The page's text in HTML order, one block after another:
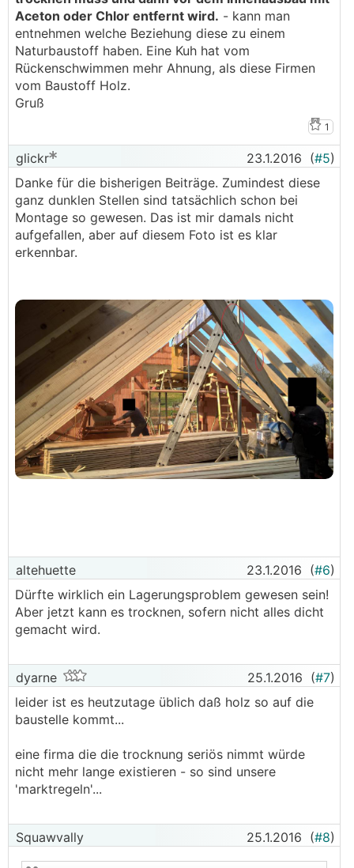
Aceton oder Chlor entfernt wird. - kann man
entnehmen welche Beziehung diese zu einem
Naturbaustoff haben. Eine Kuh hat vom
Rückenschwimmen mehr Ahnung, als diese Firmen
vom Baustoff Holz.
Gruß
1
glickr 23.1.2016 (#5)
Danke für die bisherigen Beiträge. Zumindest diese
ganz dunklen Stellen sind tatsächlich schon bei
Montage so gewesen. Das ist mir damals nicht
aufgefallen, aber auf diesem Foto ist es klar
erkennbar.
altehuette 23.1.2016 (#6)
Dürfte wirklich ein Lagerungsproblem gewesen sein!
Aber jetzt kann es trocknen, sofern nicht alles dicht
gemacht wird.
dyarne 25.1.2016 (#7)
leider ist es heutzutage üblich daß holz so auf die
baustelle kommt...
eine firma die die trocknung seriös nimmt würde
nicht mehr lange existieren - so sind unsere
'marktregeln'...
Squawvally 25.1.2016 (#8)